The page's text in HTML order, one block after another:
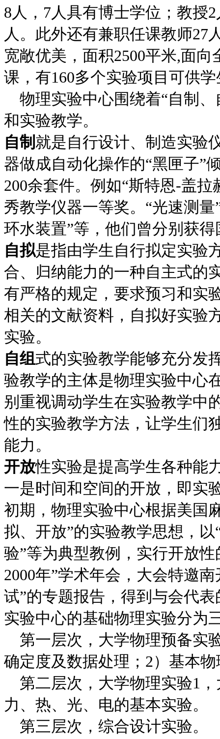
8人，7人具有博士学位；教授
人。此外还有兼职任课教师27
宽敞优美，面积2500平米,面
课，有160多个实验项目可供
物理实验中心围绕着“自制、
和实验教学。
自制 就是自行设计、制造实验
器做成自动化操作的“黑匣子”
200余套件。例如“斯特恩-盖
秀教学仪器一等奖。“光速测量
环水装置”等，他们曾分别获
自拟是指由学生自行拟定实验
合、归纳能力的一种自主式的
有严格的规定，要求预习和实
相关的文献资料，自拟好实验
实验。
自组式的实验教学能够充分发
验教学的主体是物理实验中心
别重视调动学生在实验教学中
性的实验教学方法，让学生们
能力。
开放性实验是提高学生各种能
一是时间和空间的开放，即实
初期，物理实验中心根据美国
拟、开放”的实验教学思想，
验”等为典型教例，实行开放
2000年”学术年会，大会特邀
试”的专题报告，得到与会代
实验中心的基础物理实验分为
第一层次，大学物理预备实
确定度及数据处理；2）基本
第二层次，大学物理实验1，
力、热、光、电的基本实验。
第三层次，综合设计实验。